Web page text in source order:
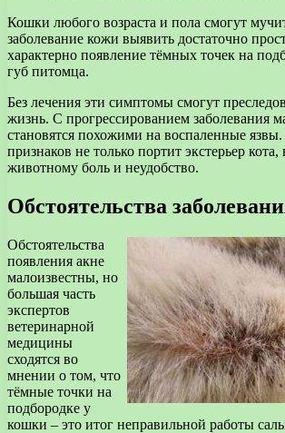
Кошки любого возраста и пола смогут
заболевание кожи выявить достаточно
характерно появление тёмных точек на
губ питомца.
Без лечения эти симптомы смогут
жизнь. С прогрессированием заболевания
становятся похожими на воспаленные язвы.
признаков не только портит экстерьер
животному боль и неудобство.
Обстоятельства
Обстоятельства
появления акне
малоизвестны, но
большая часть
экспертов
ветеринарной
медицины
сходятся во
мнении о том, что
тёмные точки на
подбородке у
кошки – это итог неправильной работы